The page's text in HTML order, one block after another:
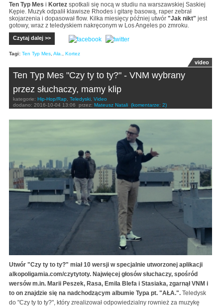
Ten Typ Mes i Kortez spotkali się nocą w studiu na warszawskiej Saskiej
Kępie. Muzyk odpalił klawisze Rhodes i gitarę basową, raper zebrał
skojarzenia i dopasował flow. Kilka miesięcy później utwór "Jak nikt" jest
gotowy, wraz z teledyskiem nakręconym w Los Angeles po zmroku.
Czytaj dalej >>
Tagi: Ten Typ Mes Ała. Kortez
video
Ten Typ Mes "Czy ty to ty?" - VNM wybrany
przez słuchaczy, mamy klip
kategorie: Hip-Hop/Rap Teledyski Video
dodano: 2016-10-04 13:06 przez: Mateusz Natali (komentarze: 2)
Utwór "Czy ty to ty?" miał 10 wersji w specjalnie utworzonej aplikacji
alkopoligamia.com/czytytoty. Najwięcej głosów słuchaczy, spośród
wersów m.in. Marii Peszek, Rasa, Emila Blefa i Stasiaka, zgarnął VNM i
to on znajdzie się na nadchodzącym albumie Typa pt. "AŁA.". Teledysk
do "Czy ty to ty?", który zrealizował odpowiedzialny rownież za muzykę